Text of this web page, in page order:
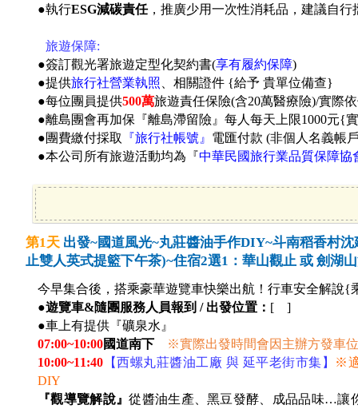
●執行ESG減碳責任，推廣少用一次性消耗品，建議自
旅遊保障:
●簽訂觀光署旅遊定型化契約書(享有履約保障)
●提供旅行社營業執照 、相關證件 {給予 貴單位備查}
●每位團員提供500萬旅遊責任保險(含20萬醫療險)/實際
●離島團會再加保『離島滯留險』每人每天上限1000元{
●團費繳付採取
『旅行社帳號』 電匯付款 (非個人名義帳
●本公司所有旅遊活動均為『中華民國旅行業品質保障協
第1天 出發~國道風光~丸莊醬油手作DIY~斗南稻香村
止雙人英式提籃下午茶)~住宿2選1：華山觀止 或 劍湖
今早集合後，搭乘豪華遊覽車快樂出航！行車安全解說{
●遊覽車&隨團服務人員報到 / 出發位置： [ ]
●車上有提供『礦泉水』
07:00~10:00國道南下 ※實際出發時間會因主辦方發車
10:00~11:40 【西螺丸莊醬油工廠 與 延平老街市集】
※
DIY
『觀導覽解說』從醬油生產、黑豆發酵、成品品味…讓